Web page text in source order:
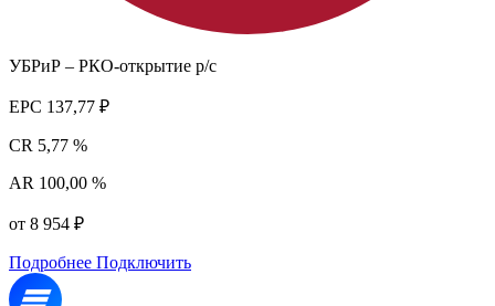
УБРиР – РКО-открытие р/с
EPC 137,77 ₽
CR 5,77 %
AR 100,00 %
от 8 954 ₽
Подробнее Подключить